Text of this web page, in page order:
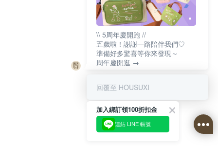
\\ 5周年慶開跑 //
五歲啦！謝謝一路陪伴我們♡
準備好多驚喜等你來發現～
周年慶開逛 →
回覆至 HOUSUXI
加入綁訂領100折扣金
連結 LINE 帳號